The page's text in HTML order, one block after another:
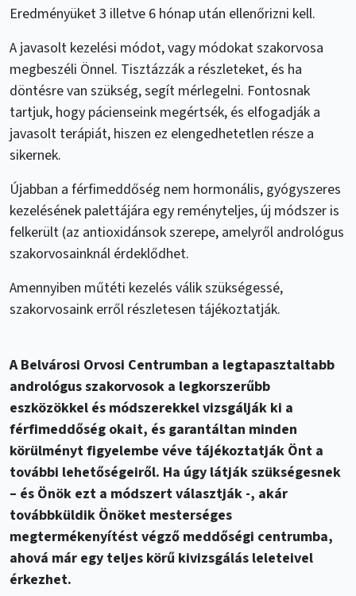
Eredményüket 3 illetve 6 hónap után ellenőrizni kell.
A javasolt kezelési módot, vagy módokat szakorvosa
megbeszéli Önnel. Tisztázzák a részleteket, és ha
döntésre van szükség, segít mérlegelni. Fontosnak
tartjuk, hogy pácienseink megértsék, és elfogadják a
javasolt terápiát, hiszen ez elengedhetetlen része a
sikernek.
Újabban a férfimeddőség nem hormonális, gyógyszeres
kezelésének palettájára egy reményteljes, új módszer is
felkerült (az antioxidánsok szerepe, amelyről andrológus
szakorvosainknál érdeklődhet.
Amennyiben műtéti kezelés válik szükségessé,
szakorvosaink erről részletesen tájékoztatják.
A Belvárosi Orvosi Centrumban a legtapasztaltabb
andrológus szakorvosok a legkorszerűbb
eszközökkel és módszerekkel vizsgálják ki a
férfimeddőség okait, és garantáltan minden
körülményt figyelembe véve tájékoztatják Önt a
további lehetőségeiről. Ha úgy látják szükségesnek
– és Önök ezt a módszert választják -, akár
továbbküldik Önöket mesterséges
megtermékenyítést végző meddőségi centrumba,
ahová már egy teljes körű kivizsgálás leleteivel
érkezhet.